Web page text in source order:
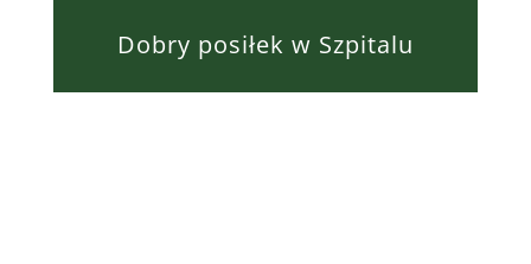
Dobry posiłek w Szpitalu